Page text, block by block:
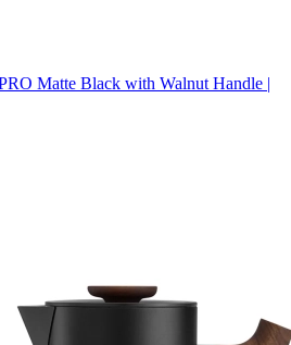
Matte Black with Walnut Handle |